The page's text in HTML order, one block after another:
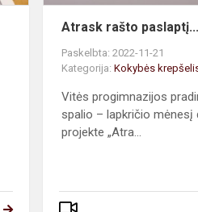
Atrask rašto paslaptį...
Paskelbta: 2022-11-21
Kategorija:Kokybės
Vitės progimnazijos
spalio – lapkričio mėnesį
projekte „Atra...